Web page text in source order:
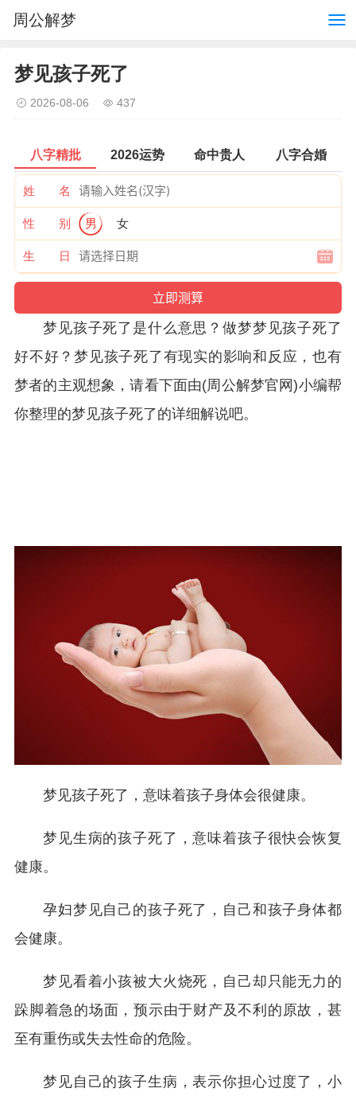
周公解梦
梦见孩子死了
2026-08-06 437
八字精批 2026运势 命中贵人 八字合婚
姓 名
性 别 男 女
生 日
梦见孩子死了是什么意思？做梦梦见孩子死了
好不好？梦见孩子死了有现实的影响和反应，也有
梦者的主观想象，请看下面由(周公解梦官网)小编帮
你整理的梦见孩子死了的详细解说吧。
梦见孩子死了，意味着孩子身体会很健康。
梦见生病的孩子死了，意味着孩子很快会恢复
健康。
孕妇梦见自己的孩子死了，自己和孩子身体都
会健康。
梦见看着小孩被大火烧死，自己却只能无力的
跺脚着急的场面，预示由于财产及不利的原故，甚
至有重伤或失去性命的危险。
梦见自己的孩子生病，表示你担心过度了，小